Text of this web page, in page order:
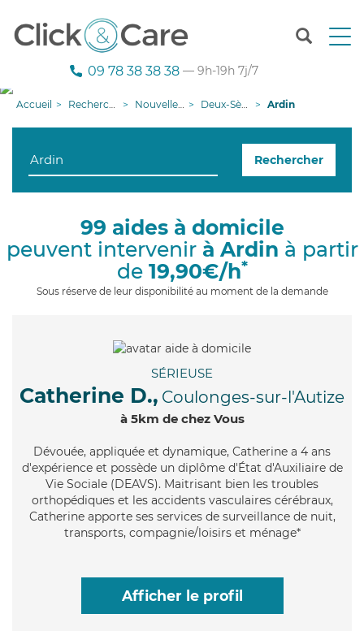
T
n
g
i
09 78 38 38 38 — 9h-19h 7j/7
Accueil Recherche aide à domicile Nouvelle-Aquitaine Deux-Sèvres Ardin
Rechercher
99 aides à domicile
peuvent intervenir à Ardin à partir
de 19,90€/h*
Sous réserve de leur disponibilité au moment de la demande
SÉRIEUSE
Catherine D., Coulonges-sur-l'Autize
à 5km de chez Vous
Dévouée, appliquée et dynamique, Catherine a 4 ans
d'expérience et possède un diplôme d'État d'Auxiliaire de
Vie Sociale (DEAVS). Maitrisant bien les troubles
orthopédiques et les accidents vasculaires cérébraux,
Catherine apporte ses services de surveillance de nuit,
transports, compagnie/loisirs et ménage*
Afficher le profil